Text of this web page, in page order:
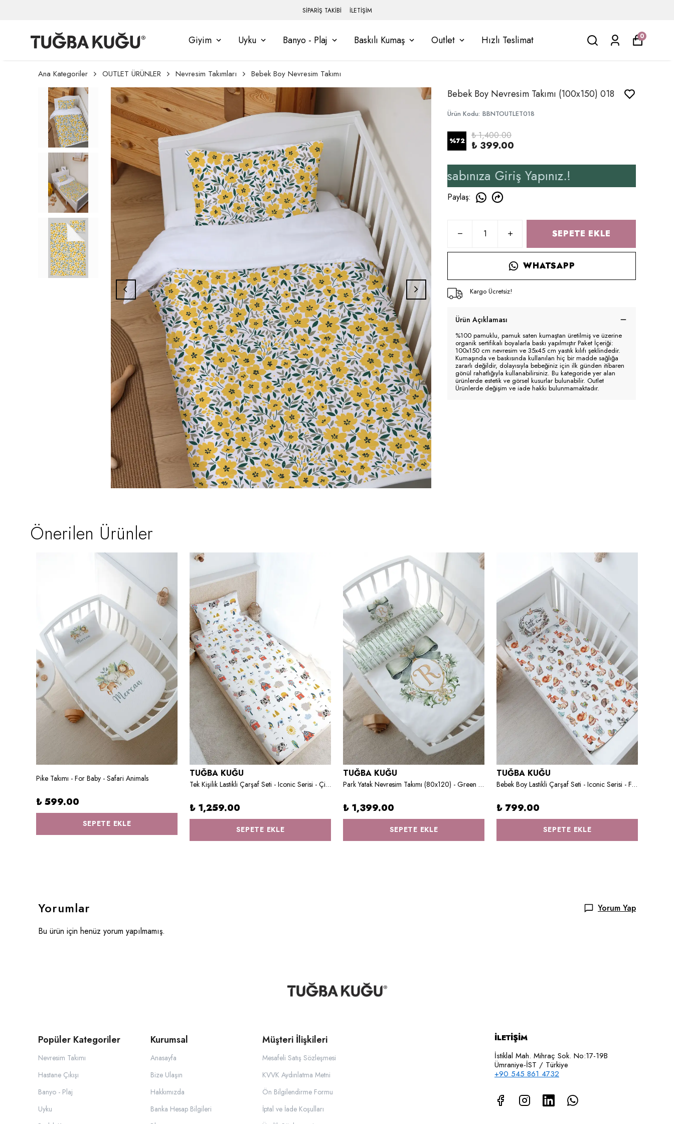
SİPARİŞ TAKİBİ İLETİŞİM
Giyim Uyku Banyo - Plaj Baskılı Kumaş Outlet Hızlı Teslimat 0
Ana Kategoriler OUTLET ÜRÜNLER Nevresim Takımları Bebek Boy Nevresim Takımı
Bebek Boy Nevresim Takımı (100x150) 018
Ürün Kodu: BBNTOUTLET018
%72 ₺ 1,400.00
₺ 399.00
Yararlanmak İçin Üyelik İşleminizi Tamamlayınız, Üye İseniz Hesabınıza Giriş Yapınız.!
Paylaş:
SEPETE EKLE
WHATSAPP
Kargo Ücretsiz!
Ürün Açıklaması
%100 pamuklu, pamuk saten kumaştan üretilmiş ve üzerine
organik sertifikalı boyalarla baskı yapılmıştır Paket İçeriği:
100x150 cm nevresim ve 35x45 cm yastık kılıfı şeklindedir.
Kumaşında ve baskısında kullanılan hiç bir madde sağlığa
zararlı değildir, dolayısıyla bebeğiniz için ilk günden itibaren
gönül rahatlığıyla kullanabilirsiniz. Bu kategoride yer alan
ürünlerde estetik ve görsel kusurlar bulunabilir. Outlet
Ürünlerde değişim ve iade hakkı bulunmamaktadır.
Önerilen Ürünler
Pike Takımı - For Baby - Safari Animals
₺ 599.00
SEPETE EKLE
TUĞBA KUĞU
Tek Kişilik Lastikli Çarşaf Seti - Iconic Serisi - Çiftlik Hayvanları
₺ 1,259.00
SEPETE EKLE
TUĞBA KUĞU
Park Yatak Nevresim Takımı (80x120) - Green Royal Series - R Harfi
₺ 1,399.00
SEPETE EKLE
TUĞBA KUĞU
Bebek Boy Lastikli Çarşaf Seti - Iconic Serisi - Forest Animals
₺ 799.00
SEPETE EKLE
Yorumlar
Yorum Yap
Bu ürün için henüz yorum yapılmamış.
Popüler Kategoriler
Nevresim Takımı
Hastane Çıkışı
Banyo - Plaj
Uyku
Kurumsal
Anasayfa
Bize Ulaşın
Hakkımızda
Banka Hesap Bilgileri
Müşteri İlişkileri
Mesafeli Satış Sözleşmesi
KVVK Aydınlatma Metni
Ön Bilgilendirme Formu
İptal ve İade Koşulları
İLETİŞİM
İstiklal Mah. Mihraç Sok. No:17-19B
Ümraniye-İST / Türkiye
+90 545 861 4732